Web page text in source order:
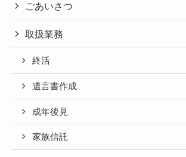
ごあいさつ
取扱業務
終活
遺言書作成
成年後見
家族信託